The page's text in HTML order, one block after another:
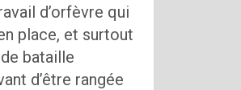
d’orfèvre qui
place, et surtout
bataille
d’être rangée